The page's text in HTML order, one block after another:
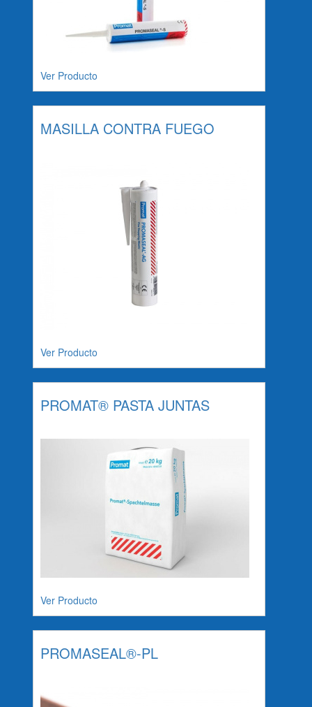
Ver Producto
MASILLA CONTRA FUEGO
Ver Producto
PROMAT® PASTA JUNTAS
Ver Producto
PROMASEAL®-PL